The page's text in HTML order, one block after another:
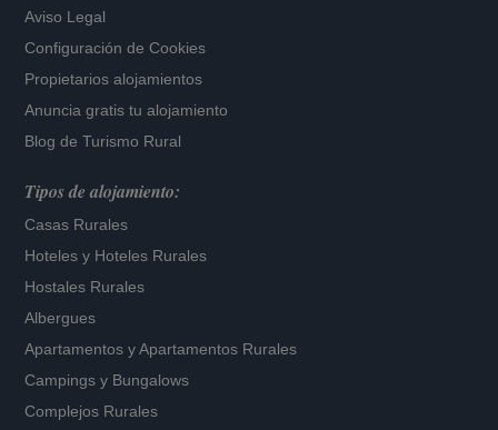
Aviso Legal
Configuración de Cookies
Propietarios alojamientos
Anuncia gratis tu alojamiento
Blog de Turismo Rural
Tipos de alojamiento:
Casas Rurales
Hoteles y Hoteles Rurales
Hostales Rurales
Albergues
Apartamentos yApartamentos Rurales
Campings y Bungalows
Complejos Rurales